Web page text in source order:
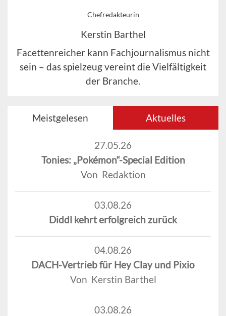
Chefredakteurin
Kerstin Barthel
Facettenreicher kann Fachjournalismus nicht
sein – das spielzeug vereint die Vielfältigkeit
der Branche.
Meistgelesen Aktuelles
27.05.26
Tonies: „Pokémon“-Special Edition
Von Redaktion
03.08.26
Diddl kehrt erfolgreich zurück
04.08.26
DACH-Vertrieb für Hey Clay und Pixio
Von Kerstin Barthel
03.08.26